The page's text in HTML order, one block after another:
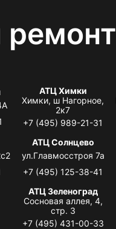
ремонт
АТЦ Химки
Химки, ш Нагорное,
2к7
+7 (495) 989-21-31
АТЦ Солнцево
ул.Главмосстроя 7а
+7 (495) 125-38-41
АТЦ Зеленоград
Сосновая аллея, 4,
стр. 3
+7 (495) 431-00-33